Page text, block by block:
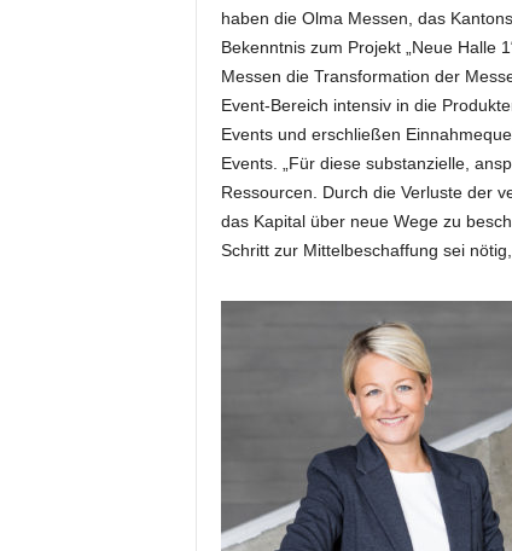
haben die Olma Messen, das
Bekenntnis zum Projekt „Neue Halle
Messen die Transformation der
Event-Bereich intensiv in die
Events und erschließen
Events. „Für diese substanzielle,
Ressourcen. Durch die Verluste der
das Kapital über neue Wege zu
Schritt zur Mittelbeschaffung sei